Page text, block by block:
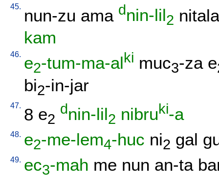
45. nun-zu ama dnin-lil2
kam
46. e2-tum-ma-alki muc3-za e
bi2-in-jar
47. 8 e2
dnin-lil2 nibruki-a
48. e2-me-lem4-huc ni2 gal
49. ec3-mah me nun an-ta